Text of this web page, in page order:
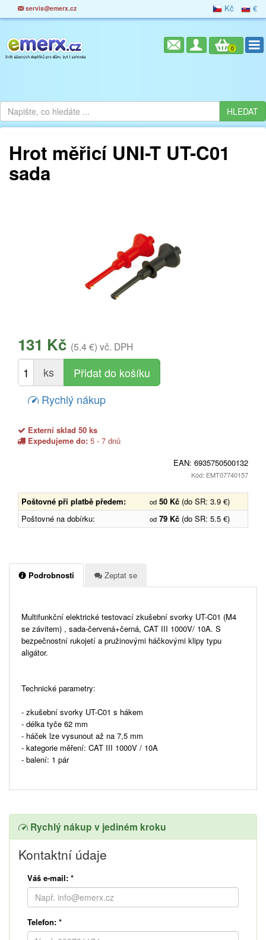
servis@emerx.cz Kč €
0
Hrot měřicí UNI-T UT-C01
sada
131 Kč (5.4 €) vč. DPH
ks
Rychlý nákup
Externí sklad 50 ks
Expedujeme do: 5 - 7 dnů
EAN: 6935750500132
Kód: EMT07740157
Poštovné při platbě předem: od 50 Kč (do SR: 3.9 €)
Poštovné na dobírku:
od 79 Kč (do SR: 5.5 €)
Podrobnosti Zeptat se
Multifunkční elektrické testovací zkušební svorky UT-C01 (M4
se závitem) , sada-červená+černá, CAT III 1000V/ 10A. S
bezpečnostní rukojetí a pružinovými háčkovými klipy typu
aligátor.
Technické parametry:
- zkušební svorky UT-C01 s hákem
- délka tyče 62 mm
- háček lze vysunout až na 7,5 mm
- kategorie měření: CAT III 1000V / 10A
- balení: 1 pár
Rychlý nákup v jediném kroku
Kontaktní údaje
Váš e-mail: *
Telefon: *